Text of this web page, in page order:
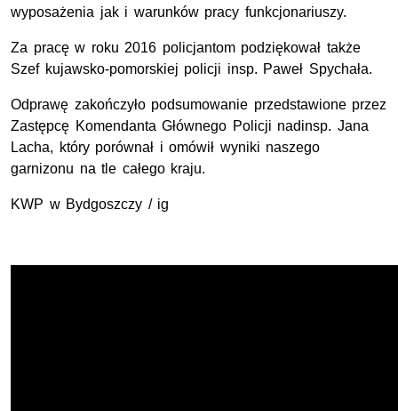
wyposażenia jak i warunków pracy funkcjonariuszy.
Za pracę w roku 2016 policjantom podziękował także
Szef kujawsko-pomorskiej policji insp. Paweł Spychała.
Odprawę zakończyło podsumowanie przedstawione przez
Zastępcę Komendanta Głównego Policji nadinsp. Jana
Lacha, który porównał i omówił wyniki naszego
garnizonu na tle całego kraju.
KWP w Bydgoszczy / ig